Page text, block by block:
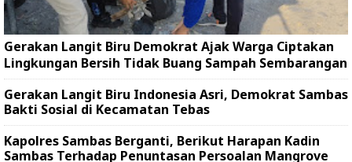
Gerakan Langit Biru Demokrat Ajak Warga Ciptakan
Lingkungan Bersih Tidak Buang Sampah Sembarangan
Gerakan Langit Biru Indonesia Asri, Demokrat Sambas
Bakti Sosial di Kecamatan Tebas
Kapolres Sambas Berganti, Berikut Harapan Kadin
Sambas Terhadap Penuntasan Persoalan Mangrove